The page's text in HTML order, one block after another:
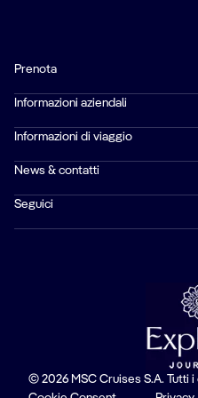
Prenota
Informazioni aziendali
Informazioni di viaggio
News & contatti
Seguici
© 2026 MSC Cruises S.A. Tutti